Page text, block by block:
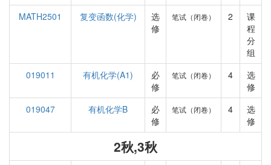
MATH2501 复变函数(化学)
选
修
笔试（闭卷） 2
课
程
分
组
019011
有机化学(A1)
必
修
笔试（闭卷） 4
选
修
019047
有机化学B
必
修
笔试（闭卷） 4
选
修
2秋,3秋